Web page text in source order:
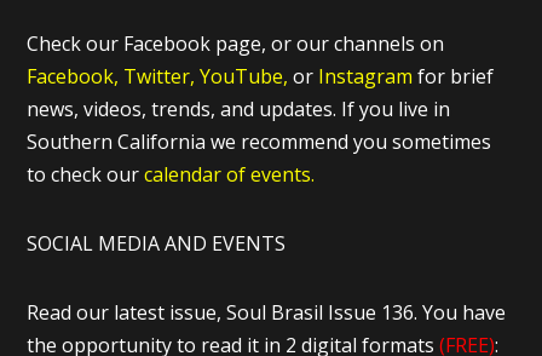
Check our Facebook page, or our channels on
Facebook, Twitter, YouTube, or Instagram for brief
news, videos, trends, and updates. If you live in
Southern California we recommend you sometimes
to check ourcalendar of events.
SOCIAL MEDIA AND EVENTS
Read our latest issue, Soul Brasil Issue 136. You have
the opportunity to read it in 2 digital formats(FREE):